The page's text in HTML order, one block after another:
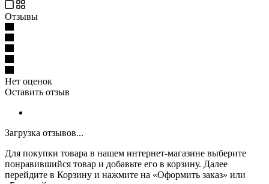
Отзывы
Нет оценок
Оставить отзыв
Загрузка отзывов...
Для покупки товара в нашем интернет-магазине выберите
понравившийся товар и добавьте его в корзину. Далее
перейдите в Корзину и нажмите на «Оформить заказ» или